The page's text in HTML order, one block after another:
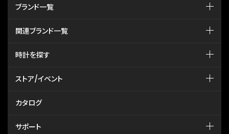
ブランド一覧
関連ブランド一覧
時計を探す
ストア/イベント
カタログ
サポート